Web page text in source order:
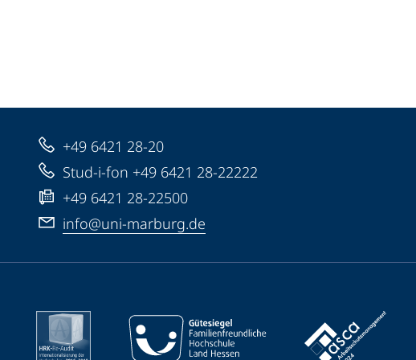
+49 6421 28-20
Stud-i-fon +49 6421 28-22222
+49 6421 28-22500
info@uni-marburg.de